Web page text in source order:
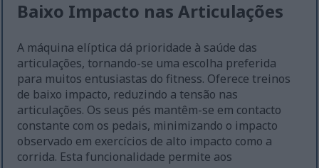
Baixo Impacto nas Articulações
A máquina elíptica dá prioridade à saúde das
articulações, tornando-se uma escolha preferida
para muitos entusiastas do fitness. Oferece treinos
de baixo impacto, reduzindo a tensão nas
articulações. Os seus pés mantêm-se em contacto
constante com os pedais, minimizando o impacto
observado em exercícios de alto impacto como a
corrida. Esta funcionalidade permite aos